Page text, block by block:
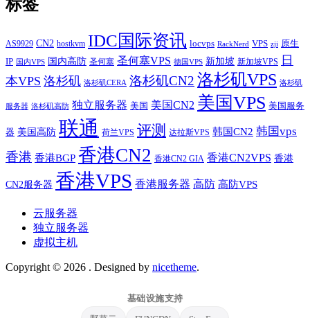
标签
AS9929 CN2 hostkvm IDC国际资讯 locvps RackNerd VPS zji 原生
IP 国内VPS 国内高防 圣何塞 圣何塞VPS 德国VPS 新加坡 新加坡VPS
日
本VPS 洛杉矶 洛杉矶CERA 洛杉矶CN2 洛杉矶VPS 洛杉矶
服务器 洛杉矶高防 独立服务器 美国 美国CN2 美国VPS 美国服务
器 美国高防 联通 荷兰VPS 评测 达拉斯VPS 韩国CN2 韩国vps
香港 香港BGP 香港CN2 香港CN2 GIA 香港CN2VPS 香港
CN2服务器 香港VPS 香港服务器 高防 高防VPS
云服务器
独立服务器
虚拟主机
Copyright © 2026 . Designed by nicetheme.
基础设施支持